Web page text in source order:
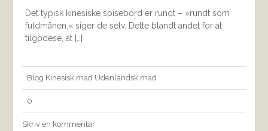
Det typisk kinesiske spisebord er rundt – »rundt som
fuldmånen,« siger de selv. Dette blandt andet for at
tilgodese, at […]
Blog Kinesisk mad Udenlandsk mad
0
Skriv en kommentar